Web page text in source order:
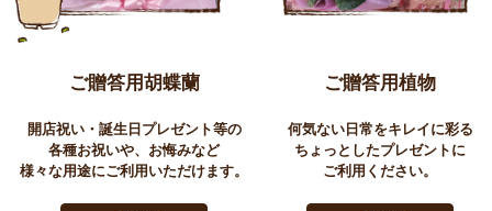
ご贈答用胡蝶蘭
開店祝い・誕生日プレゼント等の
各種お祝いや、お悔みなど
様々な用途にご利用いただけます。
ご贈答用植物
何気ない日常をキレイに彩る
ちょっとしたプレゼントに
ご利用ください。